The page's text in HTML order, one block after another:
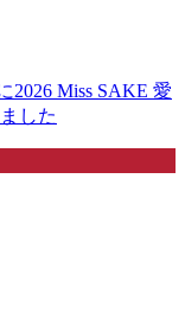
2026 Miss SAKE 愛
した